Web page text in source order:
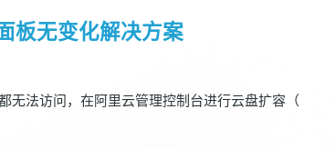
板无变化解决方案
无法访问，在阿里云管理控制台进行云盘扩容（